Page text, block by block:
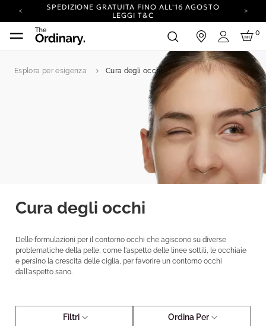
SPEDIZIONE GRATUITA FINO ALL'16 AGOSTO
LEGGI T&C
IL TUO ACCOUNT HA UN NUOVO LOOK.
ACCEDI PER SCOPRIRE LE NOVITÀ.
SPEDIZIONE A IMPATTO ZERO SU TUTTI GLI
SPEDIZIONE GRATUITA FINO ALL'16 AGOSTO
LEGGI T&C
IL TUO ACCOUNT HA UN NUOVO LOOK.
ACCEDI PER SCOPRIRE LE NOVITÀ.
SPEDIZIONE A IMPATTO ZERO SU TUTTI GLI
Accedi
0
Esplora per esigenza Cura degli occhi
Cura degli occhi
Delle formulazioni per il contorno occhi che agiscono su diverse
problematiche della pelle, come l'aspetto delle linee sottili, le occhiaie
e persino la crescita delle ciglia, per favorire un contorno occhi
dall'aspetto sano.
Filtri
Ordina Per